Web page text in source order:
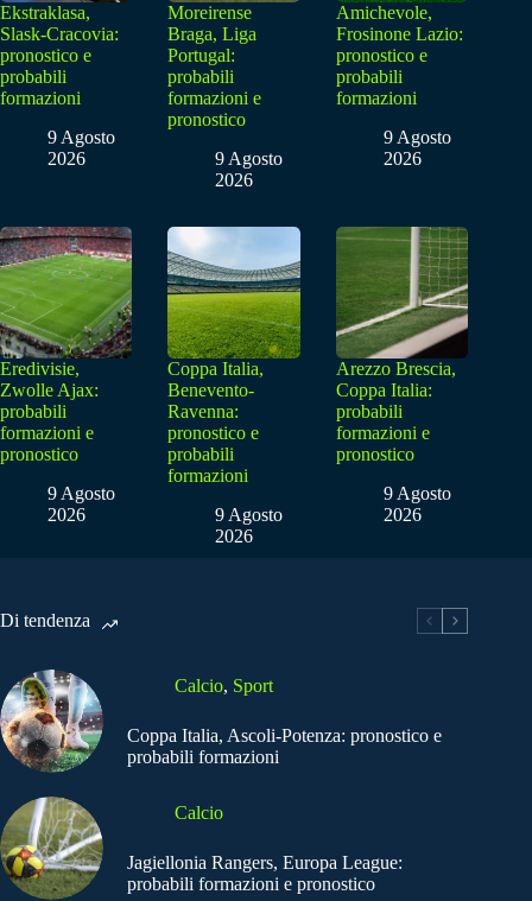
Ekstraklasa,
Slask-Cracovia:
pronostico e
probabili
formazioni
9 Agosto
2026
Moreirense
Braga, Liga
Portugal:
probabili
formazioni e
pronostico
9 Agosto
2026
Amichevole,
Frosinone Lazio:
pronostico e
probabili
formazioni
9 Agosto
2026
Eredivisie,
Zwolle Ajax:
probabili
formazioni e
pronostico
9 Agosto
2026
Coppa Italia,
Benevento-
Ravenna:
pronostico e
probabili
formazioni
9 Agosto
2026
Arezzo Brescia,
Coppa Italia:
probabili
formazioni e
pronostico
9 Agosto
2026
Di tendenza
Calcio, Sport
Coppa Italia, Ascoli-Potenza: pronostico e
probabili formazioni
Calcio
Jagiellonia Rangers, Europa League:
probabili formazioni e pronostico